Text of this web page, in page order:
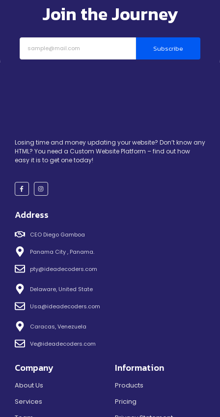
Join the Journey
Subscribe
Losing time and money updating your website? Don’t know any
HTML? You need a Custom Website Platform – find out how
easy it is to get one today!
Address
CEO Diego Gamboa
Panama City , Panama.
pty@ideadecoders.com
Delaware, United State
Usa@ideadecoders.com
Caracas, Venezuela
Ve@ideadecoders.com
Company
About Us
Services
Information
Products
Pricing